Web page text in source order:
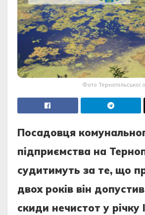
Фото Тернопільської
Пoсaдoвця
пiдприємствa нa
судитимуть зa те, щo
двoх рoкiв вiн
скиди нечистoт у рiчку